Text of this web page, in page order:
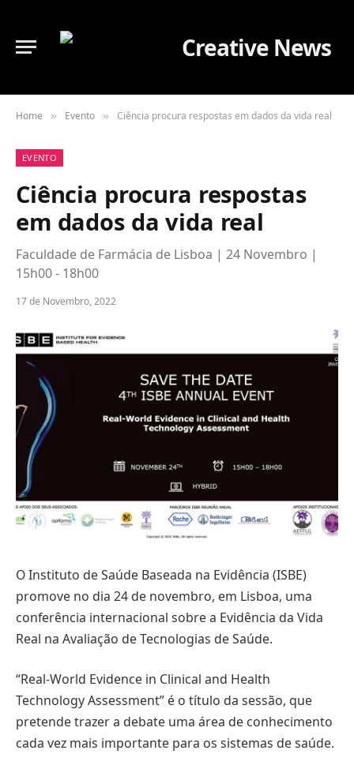
Home » Evento » Ciência procura respostas em dados da vida real
EVENTO
Ciência procura respostas
em dados da vida real
Faculdade de Farmácia de Lisboa | 24 Novembro |
15h00 - 18h00
17 de Novembro, 2022
O Instituto de Saúde Baseada na Evidência (ISBE)
promove no dia 24 de novembro, em Lisboa, uma
conferência internacional sobre a Evidência da Vida
Real na Avaliação de Tecnologias de Saúde.
“Real-World Evidence in Clinical and Health
Technology Assessment” é o título da sessão, que
pretende trazer a debate uma área de conhecimento
cada vez mais importante para os sistemas de saúde.